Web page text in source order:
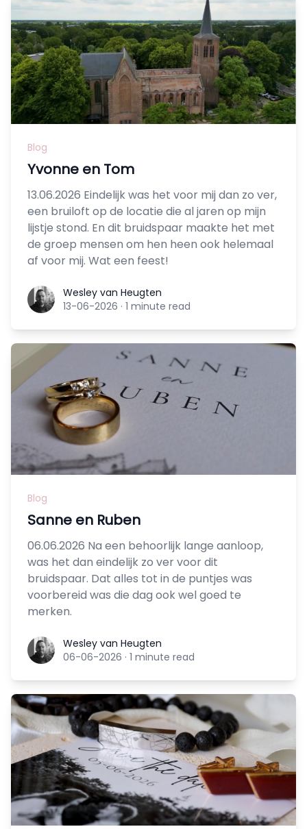
Blog
Yvonne en Tom
13.06.2026 Eindelijk was het voor mij dan zo ver,
een bruiloft op de locatie die al jaren op mijn
lijstje stond. En dit bruidspaar maakte het met
de groep mensen om hen heen ook helemaal
af voor mij. Wat een feest!
Wesley van Heugten
Wesley van Heugten
13-06-2026 · 1 minute read
Blog
Sanne en Ruben
06.06.2026 Na een behoorlijk lange aanloop,
was het dan eindelijk zo ver voor dit
bruidspaar. Dat alles tot in de puntjes was
voorbereid was die dag ook wel goed te
merken.
Wesley van Heugten
Wesley van Heugten
06-06-2026 · 1 minute read